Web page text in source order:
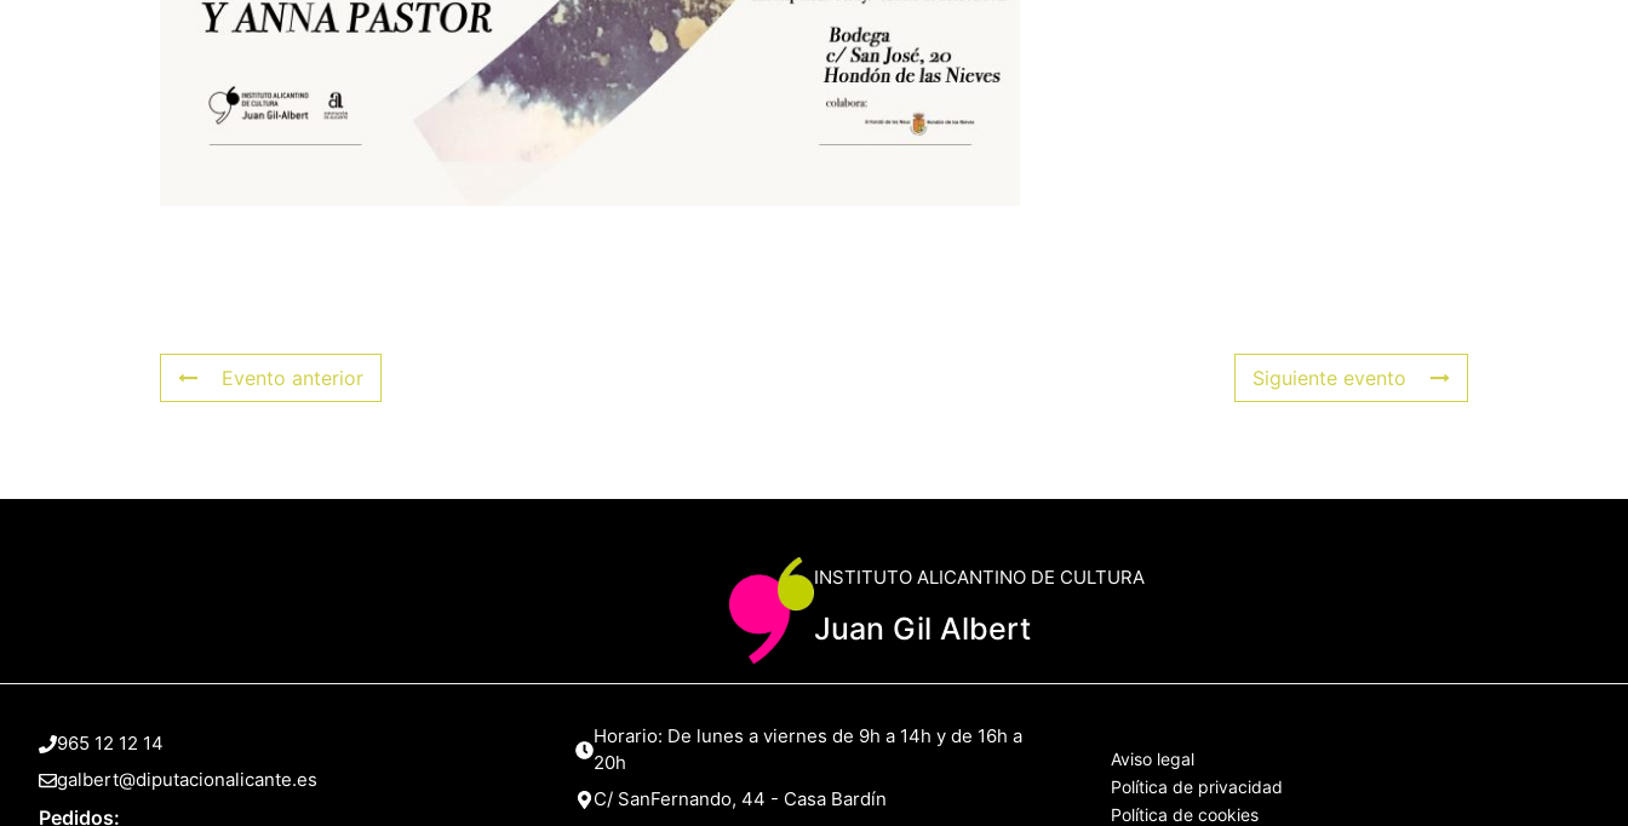
Evento anterior Siguiente evento
INSTITUTO ALICANTINO DE CULTURA
Juan Gil Albert
965 12 12 14
galbert@diputacionalicante.es
Pedidos:
Horario: De lunes a viernes de 9h a 14h y de 16h a
20h
C/ SanFernando, 44 - Casa Bardín
Aviso legal
Política de privacidad
Política de cookies